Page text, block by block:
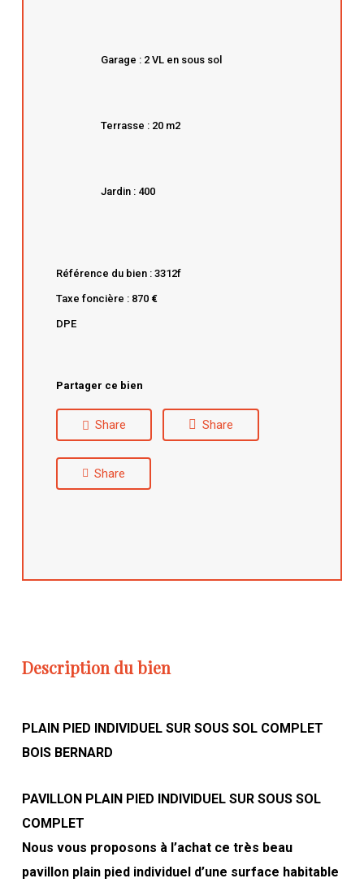
Garage : 2 VL en sous sol
Terrasse : 20 m2
Jardin : 400
Référence du bien : 3312f
Taxe foncière : 870 €
DPE
Partager ce bien
Share Share
Share
Description du bien
PLAIN PIED INDIVIDUEL SUR SOUS SOL COMPLET
BOIS BERNARD
PAVILLON PLAIN PIED INDIVIDUEL SUR SOUS SOL
COMPLET
Nous vous proposons à l’achat ce très beau
pavillon plain pied individuel d’une surface habitable